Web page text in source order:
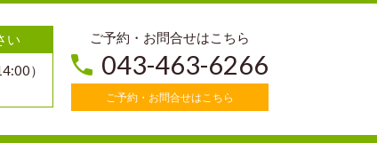
い
）
ご予約・お問合せはこちら
043-463-6266
ご予約・お問合せはこちら